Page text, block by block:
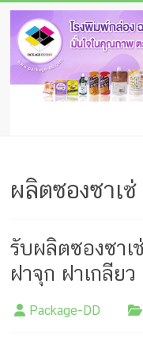
Skip
content
โรง
พิมพ์
กล่อง
ผลิต
ซอง
ฟอยล์
รับ
ผลิต
ผลิตซองซาเช่
รับผลิตซองซา
ฝาจุก ฝาเกลียว
Package-DD